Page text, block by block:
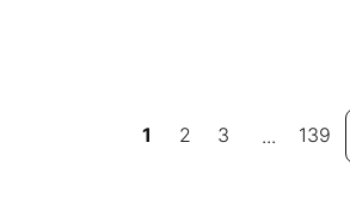
1 2 3 ... 139